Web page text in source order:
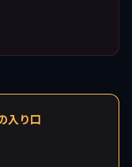
入り口